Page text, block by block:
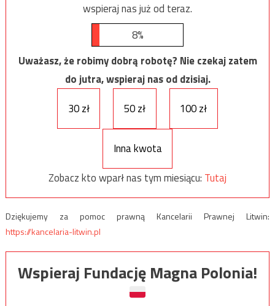
wspieraj nas już od teraz.
8%
Uważasz, że robimy dobrą robotę? Nie czekaj zatem
do jutra, wspieraj nas od dzisiaj.
30 zł
50 zł 100 zł
Inna kwota
Zobacz kto wparł nas tym miesiącu: Tutaj
Dziękujemy za pomoc prawną Kancelarii Prawnej Litwin:
https://kancelaria-litwin.pl
Wspieraj Fundację Magna Polonia!